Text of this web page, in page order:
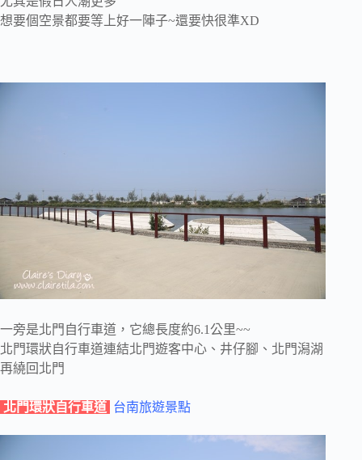
想要個空景都要等上好一陣子~還要快很準XD
一旁是北門自行車道，它總長度約6.1公里~~
北門環狀自行車道連結北門遊客中心、井仔腳、北門潟湖
再繞回北門
北門環狀自行車道 台南旅遊景點